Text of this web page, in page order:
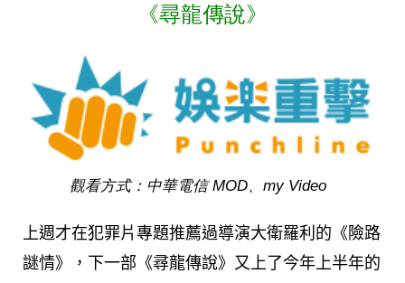
《尋龍傳說》
觀看方式：中華電信 MOD、my Video
上週才在犯罪片專題推薦過導演大衛羅利的《險路
謎情》，下一部《尋龍傳說》又上了今年上半年的